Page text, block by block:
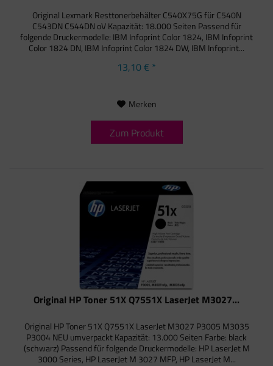
Original Lexmark Resttonerbehälter C540X75G für C540N
C543DN C544DN oV Kapazität: 18.000 Seiten Passend für
folgende Druckermodelle: IBM Infoprint Color 1824, IBM Infoprint
Color 1824 DN, IBM Infoprint Color 1824 DW, IBM Infoprint...
13,10 € *
Merken
Zum Produkt
Original HP Toner 51X Q7551X LaserJet M3027...
Original HP Toner 51X Q7551X LaserJet M3027 P3005 M3035
P3004 NEU umverpackt Kapazität: 13.000 Seiten Farbe: black
(schwarz) Passend für folgende Druckermodelle: HP LaserJet M
3000 Series, HP LaserJet M 3027 MFP, HP LaserJet M...